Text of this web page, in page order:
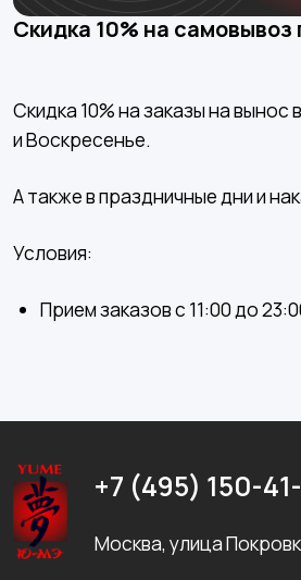
Скидка 10% на самовывоз
Скидка 10% на заказы на вынос
и Воскресенье.
А также в праздничные дни и
Условия:
Прием заказов с 11:00 до
+7 (495) 150-
Москва, улица